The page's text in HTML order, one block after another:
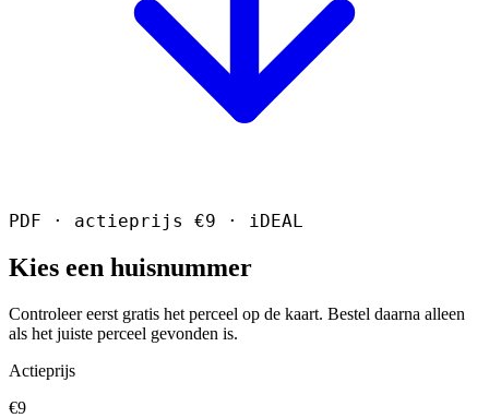
PDF · actieprijs €9 · iDEAL
Kies een huisnummer
Controleer eerst gratis het perceel op de kaart. Bestel daarna alleen
als het juiste perceel gevonden is.
Actieprijs
€9